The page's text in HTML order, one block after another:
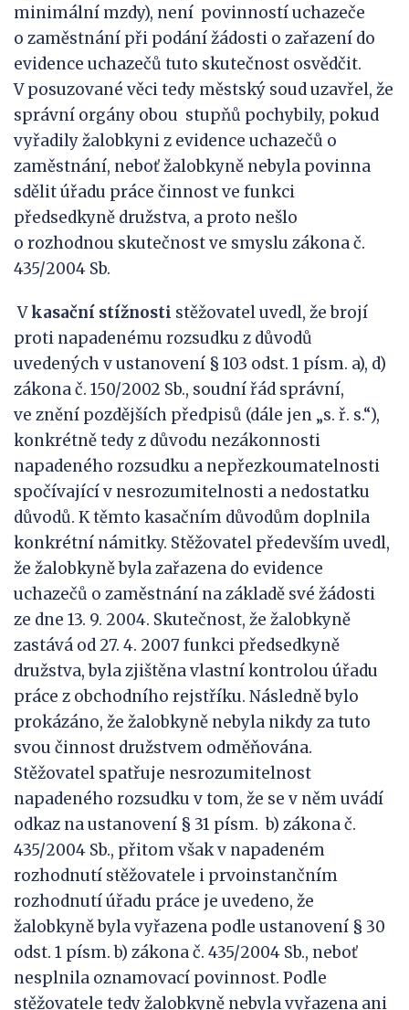
minimální mzdy), není povinností uchazeče
o zaměstnání při podání žádosti o zařazení do
evidence uchazečů tuto skutečnost osvědčit.
V posuzované věci tedy městský soud uzavřel, že
správní orgány obou stupňů pochybily, pokud
vyřadily žalobkyni z evidence uchazečů o
zaměstnání, neboť žalobkyně nebyla povinna
sdělit úřadu práce činnost ve funkci
předsedkyně družstva, a proto nešlo
o rozhodnou skutečnost ve smyslu zákona č.
435/2004 Sb.
Vkasační stížnosti stěžovatel uvedl, že brojí
proti napadenému rozsudku z důvodů
uvedených v ustanovení § 103 odst. 1 písm. a), d)
zákona č. 150/2002 Sb., soudní řád správní,
ve znění pozdějších předpisů (dále jen „s. ř. s.“),
konkrétně tedy z důvodu nezákonnosti
napadeného rozsudku a nepřezkoumatelnosti
spočívající v nesrozumitelnosti a nedostatku
důvodů. K těmto kasačním důvodům doplnila
konkrétní námitky. Stěžovatel především uvedl,
že žalobkyně byla zařazena do evidence
uchazečů o zaměstnání na základě své žádosti
ze dne 13. 9. 2004. Skutečnost, že žalobkyně
zastává od 27. 4. 2007 funkci předsedkyně
družstva, byla zjištěna vlastní kontrolou úřadu
práce z obchodního rejstříku. Následně bylo
prokázáno, že žalobkyně nebyla nikdy za tuto
svou činnost družstvem odměňována.
Stěžovatel spatřuje nesrozumitelnost
napadeného rozsudku v tom, že se v něm uvádí
odkaz na ustanovení § 31 písm. b) zákona č.
435/2004 Sb., přitom však v napadeném
rozhodnutí stěžovatele i prvoinstančním
rozhodnutí úřadu práce je uvedeno, že
žalobkyně byla vyřazena podle ustanovení § 30
odst. 1 písm. b) zákona č. 435/2004 Sb., neboť
nesplnila oznamovací povinnost. Podle
stěžovatele tedy žalobkyně nebyla vyřazena ani